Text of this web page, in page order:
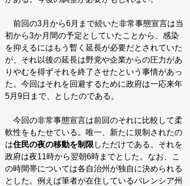
前回の3月から6月まで続いた非常事態宣言は当
初から3か月間の予定としていたことから、感染
を抑えるにはもう暫く延長が必要だとされていた
が、それ以後の延長は野党や企業からの圧力があ
りやむを得ずそれを終了させたという事情があっ
た。今回はそれを回避するために政府は一応来年
5月9日まで、としたのである。
今回の非常事態宣言は前回のそれに比較して柔
軟性をもたせている。唯一、新たに規制されたの
は住民の夜の移動を制限 しただけである。それを
政府は夜11時から翌朝6時までとした。なお、こ
の時間帯については各自治州が独自に決められる
とした。例えば筆者が在住しているバレンシア州